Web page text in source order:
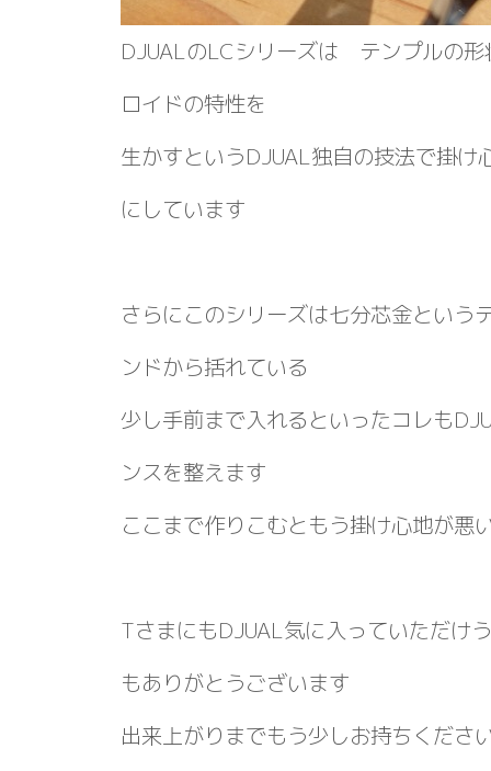
DJUALのLCシリーズは テンプルの形
ロイドの特性を
生かすというDJUAL独自の技法で掛
にしています
さらにこのシリーズは七分芯金という
ンドから括れている
少し手前まで入れるといったコレも
ンスを整えます
ここまで作りこむともう掛け心地が悪
TさまにもDJUAL気に入っていただ
もありがとうございます
出来上がりまでもう少しお持ちくださ